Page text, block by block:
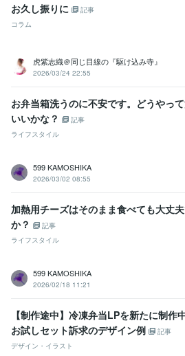
お久し振りに
記事
コラム
虎紫志織＠同じ目線の『駆け込み寺』
2026/03/24 22:55
お弁当箱洗うのに不安です。どうやっ
いいかな？
記事
ライフスタイル
599 KAMOSHIKA
2026/03/02 08:55
加熱用チーズはそのまま食べても大丈
か？
記事
ライフスタイル
599 KAMOSHIKA
2026/02/18 11:21
【制作途中】冷凍弁当LPを新たに制作
お試しセット訴求のデザイン例
記事
デザイン・イラスト